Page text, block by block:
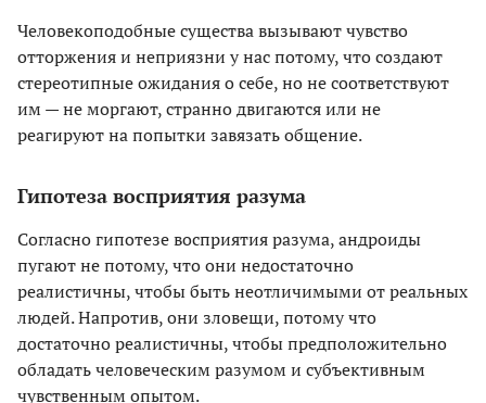
Человекоподобные существа вызывают чувство
отторжения и неприязни у нас потому, что создают
стереотипные ожидания о себе, но не соответствуют
им — не моргают, странно двигаются или не
реагируют на попытки завязать общение.
Гипотеза восприятия разума
Согласно гипотезе восприятия разума, андроиды
пугают не потому, что они недостаточно
реалистичны, чтобы быть неотличимыми от реальных
людей. Напротив, они зловещи, потому что
достаточно реалистичны, чтобы предположительно
обладать человеческим разумом и субъективным
чувственным опытом.